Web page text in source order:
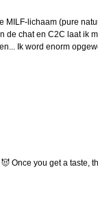
MILF-lichaam (pure
de chat en C2C laat ik
Ik word enorm
Once you get a taste,